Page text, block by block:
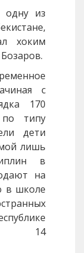
одну из
хоким
с
170
типу
дети
лишь
в
на
в школе
14